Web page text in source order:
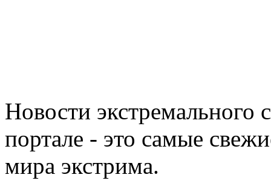
Новости экстремального
портале - это самые
мира экстрима.